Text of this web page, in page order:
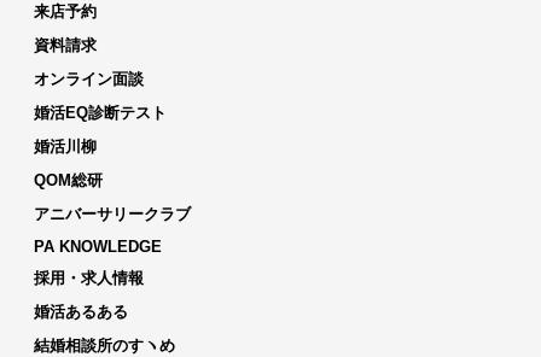
来店予約
資料請求
オンライン面談
婚活EQ診断テスト
婚活川柳
QOM総研
アニバーサリークラブ
PA KNOWLEDGE
採用・求人情報
婚活あるある
結婚相談所のすヽめ